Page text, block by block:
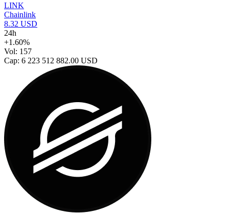
LINK
Chainlink
8.32 USD
24h
+1.60%
Vol: 157
Cap: 6 223 512 882.00 USD